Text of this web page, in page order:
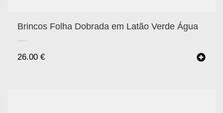
Brincos Folha Dobrada em Latão Verde Água
26.00 €